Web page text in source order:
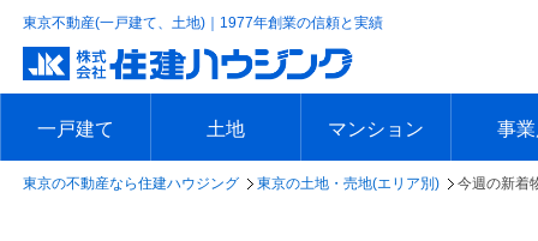
東京不動産(一戸建て、土地)｜1977年創業の信頼と実績
一戸建て
エリアで探す
沿線で探す
新築一戸建て
中古一戸建て
本日の新着物件
今週の新着物件
土地
エリアで探す
沿線で探す
本日の新着物件
今週の新着物件
マンション
エリアで探す
沿線で探す
本日の新着物件
今週の新着物件
事
エリア
沿線で
本日の
今週の
東京の不動産なら住建ハウジング 東京の土地・売地(エリア別) 今週の新着